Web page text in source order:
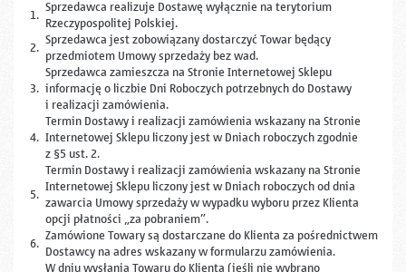
1. Sprzedawca realizuje Dostawę wyłącznie na terytorium
Rzeczypospolitej Polskiej.
2. Sprzedawca jest zobowiązany dostarczyć Towar będący
przedmiotem Umowy sprzedaży bez wad.
3.
Sprzedawca zamieszcza na Stronie Internetowej Sklepu
informację o liczbie Dni Roboczych potrzebnych do Dostawy
i realizacji zamówienia.
4.
Termin Dostawy i realizacji zamówienia wskazany na Stronie
Internetowej Sklepu liczony jest w Dniach roboczych zgodnie
z §5 ust. 2.
5.
Termin Dostawy i realizacji zamówienia wskazany na Stronie
Internetowej Sklepu liczony jest w Dniach roboczych od dnia
zawarcia Umowy sprzedaży w wypadku wyboru przez Klienta
opcji płatności „za pobraniem”.
6. Zamówione Towary są dostarczane do Klienta za pośrednictwem
Dostawcy na adres wskazany w formularzu zamówienia.